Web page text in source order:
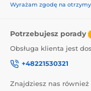
Wyrażam zgodę na
Potrzebujesz porady
Obsługa klienta jest
+48221530321
Znajdziesz nas również